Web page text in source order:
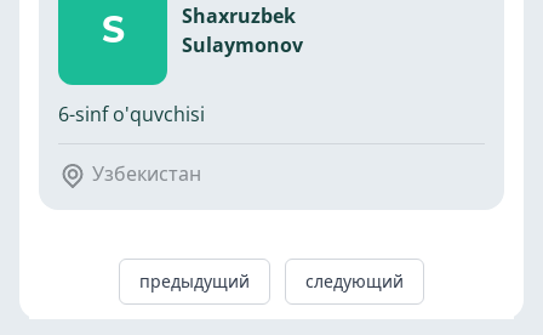
S
Shaxruzbek
Sulaymonov
6-sinf o'quvchisi
Узбекистан
предыдущий следующий